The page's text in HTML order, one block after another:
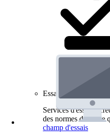
Essais de produits
Services d'essai
des normes de haute
champ d'essais